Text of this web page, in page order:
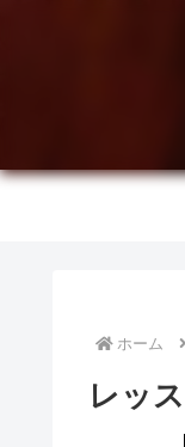
ホーム
レッ